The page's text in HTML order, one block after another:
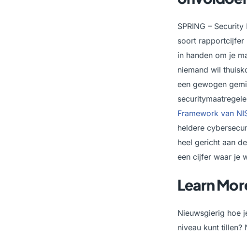
SPRING –
soort rapportcijfer
in handen om je
niemand wil
een gewogen
Framework van
heldere
heel gericht aan
een cijfer waar je
Learn
Nieuwsgierig hoe
niveau kunt tillen?